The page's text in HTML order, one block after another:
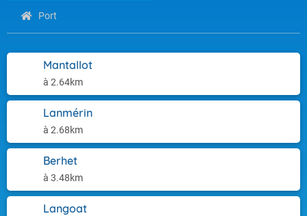
Port
Mantallot
à 2.64km
Lanmérin
à 2.68km
Berhet
à 3.48km
Langoat